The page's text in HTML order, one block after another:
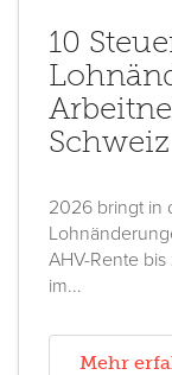
10
Schweiz
2026 bringt in
AHV-Rente
im...
Mehr